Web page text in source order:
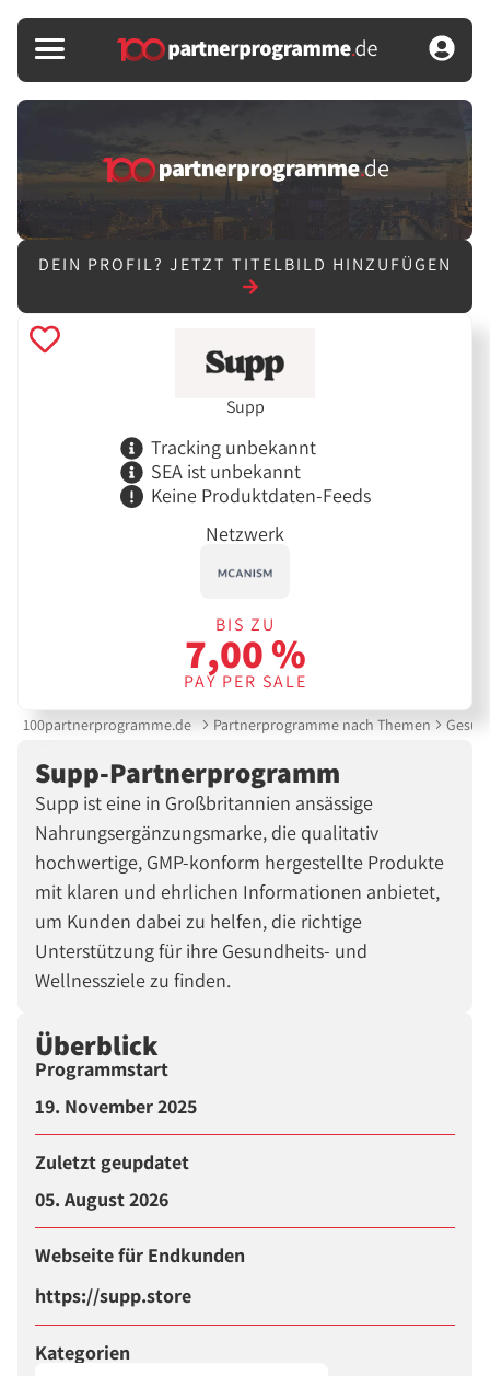
DEIN PROFIL? JETZT TITELBILD HINZUFÜGEN
Supp
Tracking unbekannt
SEA ist unbekannt
Keine Produktdaten-Feeds
Netzwerk
BIS ZU
7,00 %
PAY PER SALE
100partnerprogramme.de Partnerprogramme nach Themen
Supp-Partnerprogramm
Supp ist eine in Großbritannien ansässige
Nahrungsergänzungsmarke, die qualitativ
hochwertige, GMP-konform hergestellte Produkte
mit klaren und ehrlichen Informationen anbietet,
um Kunden dabei zu helfen, die richtige
Unterstützung für ihre Gesundheits- und
Wellnessziele zu finden.
Überblick
Programmstart
19. November 2025
Zuletzt geupdatet
05. August 2026
Webseite für Endkunden
https://supp.store
Kategorien